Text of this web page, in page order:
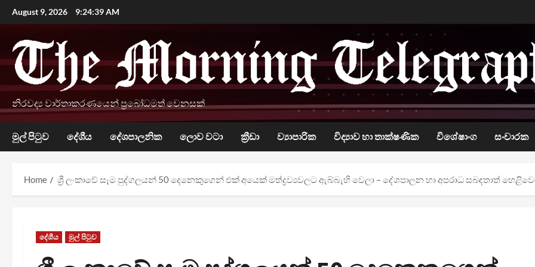
Skip
to
content
August 9, 2026 9:24:40 AM
නිරවද්‍ය වාර්තාකරණයෙන් ප්‍රබෝධමත් වෙනසක්
මුල් පිටුව දේශීය දේශපාලනික ලොව වටා ක්‍රීඩා ව්‍යාපාරික විද්‍යාව හා තාක්ෂණික විශේෂාංග සංචාරක
Home ශ්‍රී ලංකාවේ සෑම පුද්ගලයන් 50 දෙනෙකුගෙන් එක් අයෙක් මත්ද්‍රව්‍යවලට ඇබ්බැහි වෙලා – දේශපාලන හා අපරාධ සබඳතාත්
දේශීය මුල් පිටුව